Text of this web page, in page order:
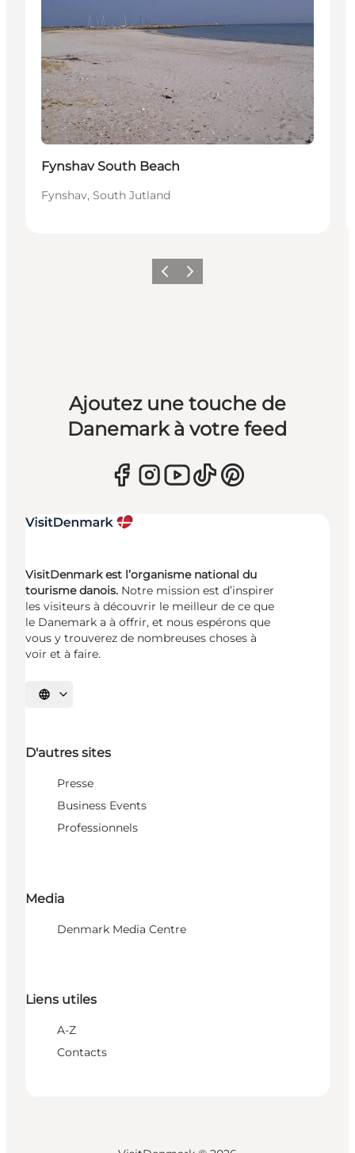
Fynshav South Beach
Fynshav, South Jutland
PrécédentSuivant
Ajoutez une touche de
Danemark à votre feed
VisitDenmark est l’organisme national du
tourisme danois. Notre mission est d’inspirer
les visiteurs à découvrir le meilleur de ce que
le Danemark a à offrir, et nous espérons que
vous y trouverez de nombreuses choses à
voir et à faire.
Choisissez la langue
D'autres sites
Presse
Business Events
Professionnels
Media
Denmark Media Centre
Liens utiles
A-Z
Contacts